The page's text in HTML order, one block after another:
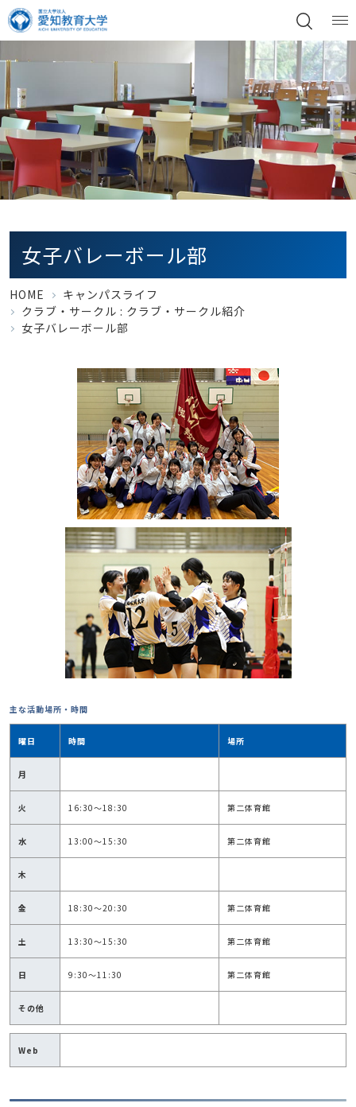
女子バレーボール部
HOME
キャンパスライフ
クラブ・サークル : クラブ・サークル紹介
女子バレーボール部
主な活動場所・時間
曜日 時間 場所
月
火 16:30～18:30 第二体育館
水 13:00～15:30 第二体育館
木
金 18:30～20:30 第二体育館
土 13:30～15:30 第二体育館
日 9:30～11:30 第二体育館
その他
Web